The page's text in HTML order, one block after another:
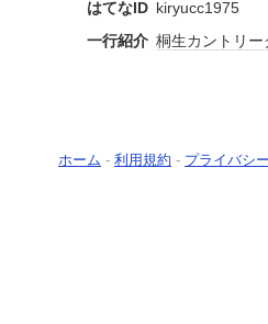
はてなID kiryucc1975
一行紹介 桐生カントリー
ホーム - 利用規約 - プライバシ